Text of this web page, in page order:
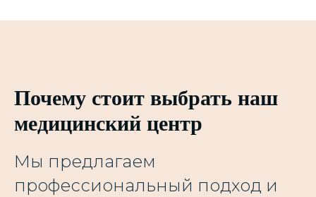
Почему стоит выбрать наш
медицинский центр
Мы предлагаем
профессиональный подход и